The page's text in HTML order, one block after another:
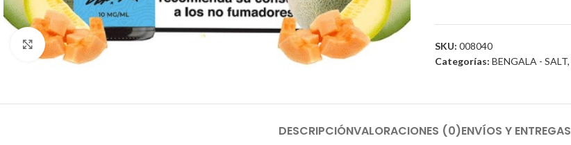
Clic para ampliar SKU: 008040
Categorías: BENGALA - SALT,
DESCRIPCIÓNVALORACIONES (0)ENVÍOS Y ENTREGAS